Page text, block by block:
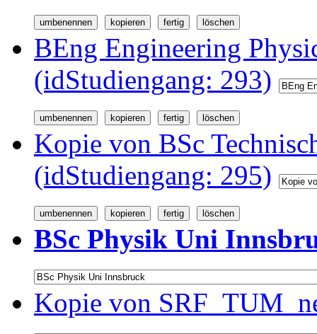
BEng Engineering
(idStudiengang: 293)
Kopie von BSc
(idStudiengang: 295)
BSc Physik Uni
Kopie von